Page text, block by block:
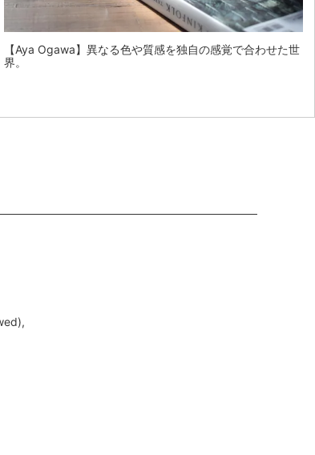
【Aya Ogawa】異なる色や質感を独自の感覚で合わせた世
界。